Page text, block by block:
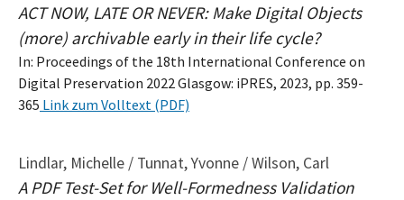
ACT NOW, LATE OR NEVER: Make Digital Objects
(more) archivable early in their life cycle?
In: Proceedings of the 18th International Conference on
Digital Preservation 2022 Glasgow: iPRES, 2023, pp. 359-
365 Link zum Volltext (PDF)
Lindlar, Michelle / Tunnat, Yvonne / Wilson, Carl
A PDF Test-Set for Well-Formedness Validation